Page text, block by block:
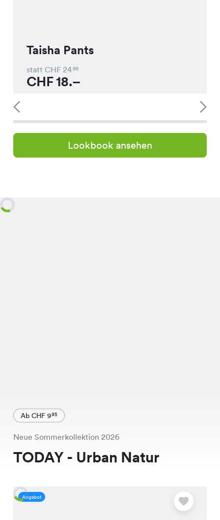
Taisha Pants
statt CHF 2495
CHF18.–
Lookbook ansehen
Ab CHF 995
Neue Sommerkollektion 2026
TODAY - Urban Natur
Angebot